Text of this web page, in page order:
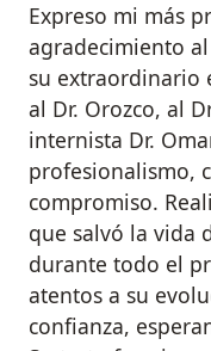
Expreso mi más
agradecimiento
su extraordinario
al Dr. Orozco, al
internista Dr.
profesionalismo,
compromiso.
que salvó la vida
durante todo el
atentos a su
confianza,